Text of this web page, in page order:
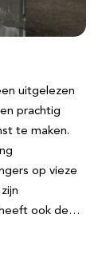
uitgelezen
prachtig
te maken.
op vieze
heeft ook de…